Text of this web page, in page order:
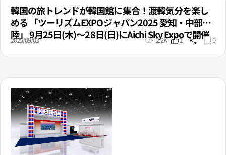
韓国の旅トレンドが韓国館に集合！渡韓気分を楽し
める 「ツーリズムEXPOジャパン2025 愛知・中部北
陸」 9月25日(木)～28日(日)にAichi Sky Expoで開催
2025/09/03 2.2K 1 0